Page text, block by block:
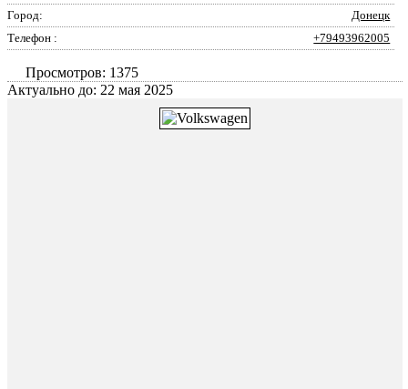
Город:
Донецк
Телефон :
+79493962005
Просмотров: 1375
Актуально до: 22 мая 2025